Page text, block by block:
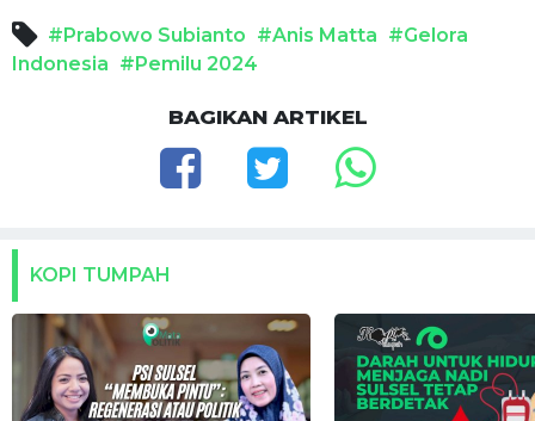
#Prabowo Subianto #Anis Matta #Gelora
Indonesia #Pemilu 2024
BAGIKAN ARTIKEL
KOPI TUMPAH